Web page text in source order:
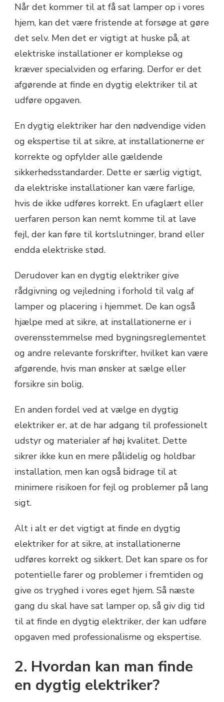
Når det kommer til at få sat lamper op i vores
hjem, kan det være fristende at forsøge at gøre
det selv. Men det er vigtigt at huske på, at
elektriske installationer er komplekse og
kræver specialviden og erfaring. Derfor er det
afgørende at finde en dygtig elektriker til at
udføre opgaven.
En dygtig elektriker har den nødvendige viden
og ekspertise til at sikre, at installationerne er
korrekte og opfylder alle gældende
sikkerhedsstandarder. Dette er særlig vigtigt,
da elektriske installationer kan være farlige,
hvis de ikke udføres korrekt. En ufaglært eller
uerfaren person kan nemt komme til at lave
fejl, der kan føre til kortslutninger, brand eller
endda elektriske stød.
Derudover kan en dygtig elektriker give
rådgivning og vejledning i forhold til valg af
lamper og placering i hjemmet. De kan også
hjælpe med at sikre, at installationerne er i
overensstemmelse med bygningsreglementet
og andre relevante forskrifter, hvilket kan være
afgørende, hvis man ønsker at sælge eller
forsikre sin bolig.
En anden fordel ved at vælge en dygtig
elektriker er, at de har adgang til professionelt
udstyr og materialer af høj kvalitet. Dette
sikrer ikke kun en mere pålidelig og holdbar
installation, men kan også bidrage til at
minimere risikoen for fejl og problemer på lang
sigt.
Alt i alt er det vigtigt at finde en dygtig
elektriker for at sikre, at installationerne
udføres korrekt og sikkert. Det kan spare os for
potentielle farer og problemer i fremtiden og
give os tryghed i vores eget hjem. Så næste
gang du skal have sat lamper op, så giv dig tid
til at finde en dygtig elektriker, der kan udføre
opgaven med professionalisme og ekspertise.
2. Hvordan kan man finde
en dygtig elektriker?